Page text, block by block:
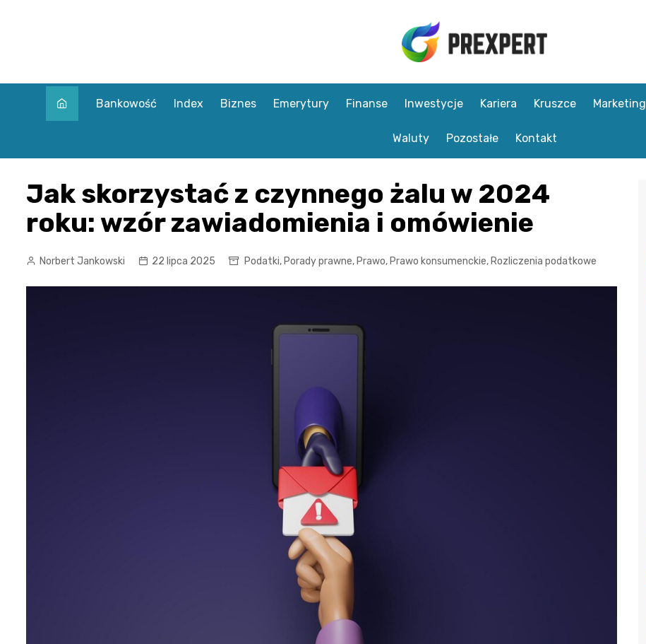
Bankowość Index Biznes Emerytury Finanse Inwestycje Kariera Kruszce Marketing
Waluty Pozostałe Kontakt
Jak skorzystać z czynnego żalu w 2024
roku: wzór zawiadomienia i omówienie
Norbert Jankowski 22 lipca 2025 Podatki, Porady prawne, Prawo, Prawo konsumenckie, Rozliczenia podatkowe